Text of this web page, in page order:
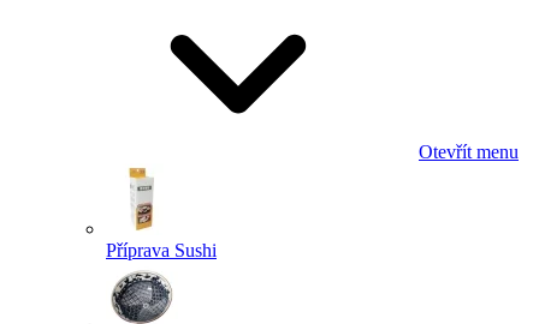
Otevřít menu
Příprava Sushi